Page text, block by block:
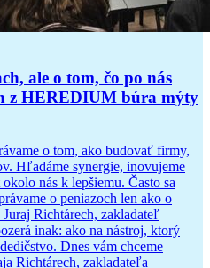
ale o tom, čo po nás
z HEREDIUM búra mýty
o tom, ako budovať firmy,
Hľadáme synergie, inovujeme
nás k lepšiemu. Často sa
o peniazoch len ako o
Richtárech, zakladateľ
inak: ako na nástroj, ktorý
Dnes vám chceme
Richtárech, zakladateľa